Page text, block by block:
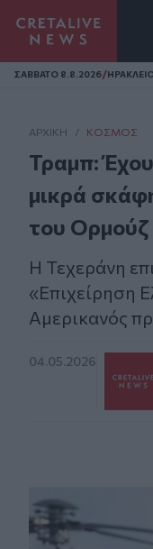
Homepage
ΣAΒΒΑΤΟ 8.8.2026/
ΑΡΧΙΚΗ / ΚΌΣΜΟΣ
Τραμπ:
μικρά
του Ορμούζ
Η Τεχεράνη
«Επιχείρηση
Αμερικανός
04.05.2026